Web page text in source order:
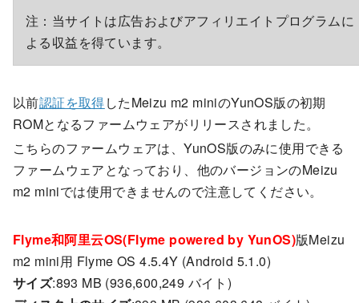
注：当サイトは広告およびアフィリエイトプログラムに
よる収益を得ています。
以前認証を取得したMeizu m2 miniのYunOS版の初期
ROMとなるファームウェアがリリースされました。
こちらのファームウェアは、YunOS版のみに使用できる
ファームウェアとなっており、他のバージョンのMeizu
m2 miniでは使用できませんので注意してください。
Flyme和阿里云OS(Flyme powered by YunOS)版Meizu
m2 mini用 Flyme OS 4.5.4Y (Android 5.1.0)
サイズ:893 MB (936,600,249 バイト)